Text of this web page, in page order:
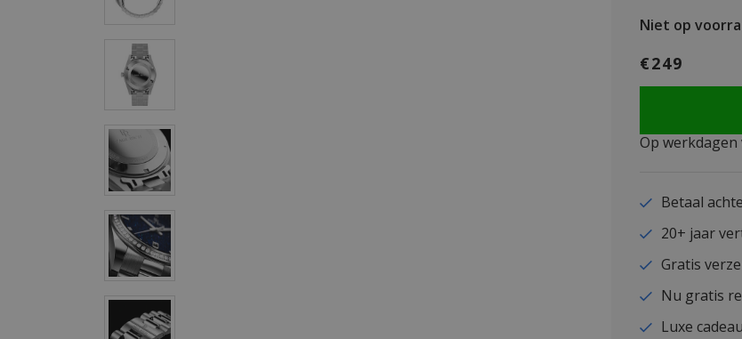
Niet op
€249
Op
Betaal
20+ jaar
Gratis
Nu gratis
Luxe